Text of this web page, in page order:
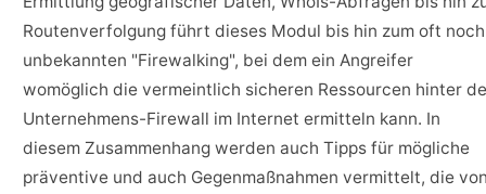
Routenverfolgung führt dieses Modul bis hin zum oft noch
unbekannten "Firewalking", bei dem ein Angreifer
womöglich die vermeintlich sicheren Ressourcen hinter
Unternehmens-Firewall im Internet ermitteln kann. In
diesem Zusammenhang werden auch Tipps für mögliche
präventive und auch Gegenmaßnahmen vermittelt, die